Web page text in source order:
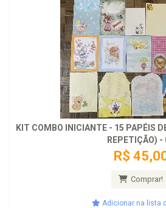
KIT COMBO INICIANTE - 15 PAPÉIS
REPETIÇÃO) -
R$
Comprar!
Adicionar na lista